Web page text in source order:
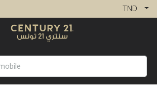
TND